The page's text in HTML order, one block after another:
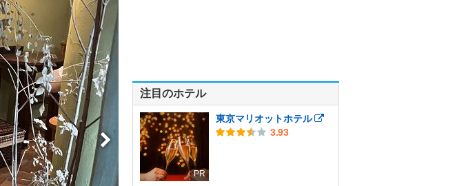
注目のホテル
PR
東京マリオットホテル
3.93